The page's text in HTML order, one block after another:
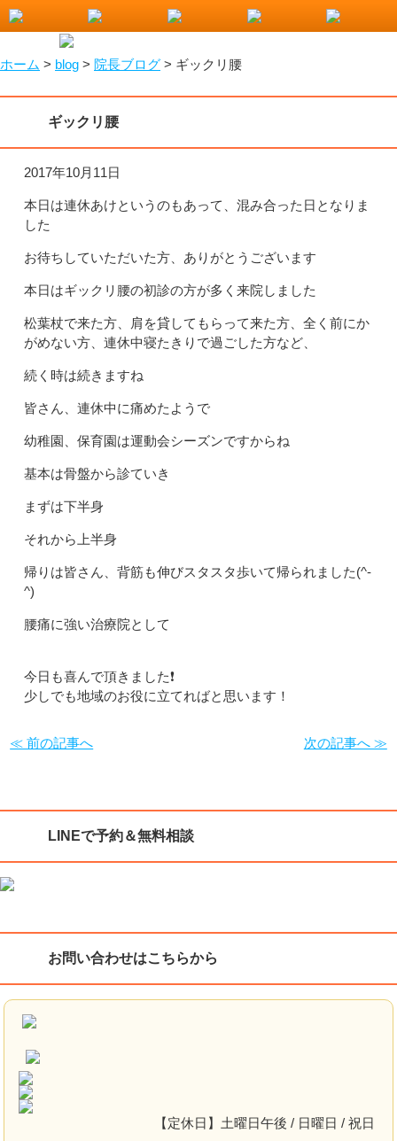
小山市で整骨院をお探しなら！わたなべ整骨院
ホーム > blog > 院長ブログ > ギックリ腰
ギックリ腰
2017年10月11日
本日は連休あけというのもあって、混み合った日となりま
した
お待ちしていただいた方、ありがとうございます
本日はギックリ腰の初診の方が多く来院しました
松葉杖で来た方、肩を貸してもらって来た方、全く前にか
がめない方、連休中寝たきりで過ごした方など、
続く時は続きますね
皆さん、連休中に痛めたようで
幼稚園、保育園は運動会シーズンですからね
基本は骨盤から診ていき
まずは下半身
それから上半身
帰りは皆さん、背筋も伸びスタスタ歩いて帰られました(^-
^)
腰痛に強い治療院として
今日も喜んで頂きました❗️
少しでも地域のお役に立てればと思います！
≪ 前の記事へ 次の記事へ ≫
LINEで予約＆無料相談
お問い合わせはこちらから
【定休日】土曜日午後 / 日曜日 / 祝日